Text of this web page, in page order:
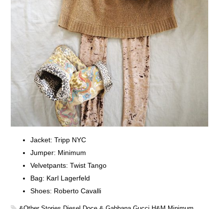
Jacket: Tripp NYC
Jumper: Minimum
Velvetpants: Twist Tango
Bag: Karl Lagerfeld
Shoes: Roberto Cavalli